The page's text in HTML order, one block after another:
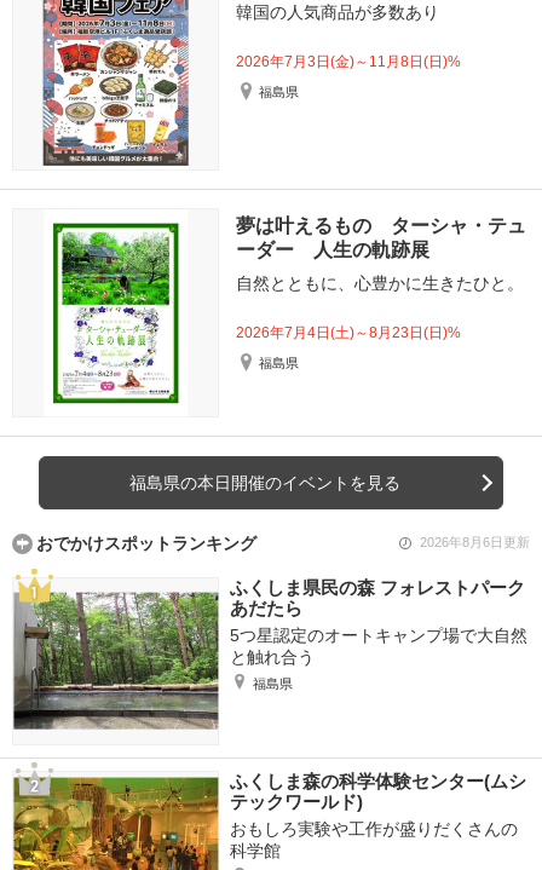
韓国の人気商品が多数あり
2026年7月3日(金)～11月8日(日)%
福島県
夢は叶えるもの ターシャ・テュ
ーダー 人生の軌跡展
自然とともに、心豊かに生きたひと。
2026年7月4日(土)～8月23日(日)%
福島県
福島県の本日開催のイベントを見る
おでかけスポットランキング 2026年8月6日更新
ふくしま県民の森 フォレストパーク
あだたら
5つ星認定のオートキャンプ場で大自然
と触れ合う
福島県
ふくしま森の科学体験センター(ムシ
テックワールド)
おもしろ実験や工作が盛りだくさんの
科学館